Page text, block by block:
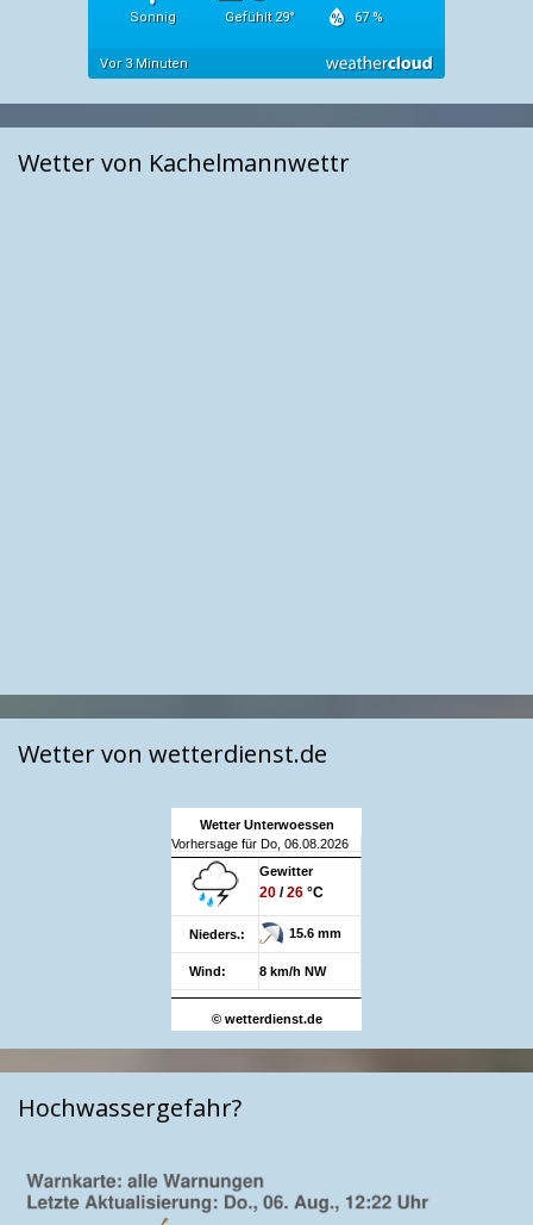
Wetter von Kachelmannwettr
Wetter von wetterdienst.de
Wetter Unterwoessen
Vorhersage für Do, 06.08.2026
Gewitter
20 /26 °C
Nieders.: 15.6 mm
Wind: 8 km/h NW
© wetterdienst.de
Hochwassergefahr?